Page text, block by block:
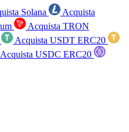
Solana
Acquista
Acquista TRON
Acquista USDT ERC20
Acquista USDC ERC20